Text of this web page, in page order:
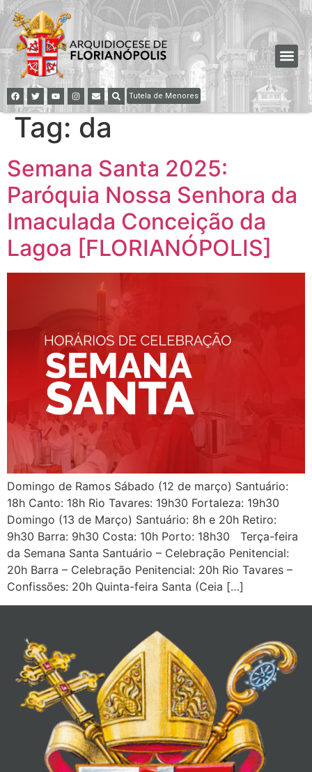
Tutela de Menores
Tag: da
Semana Santa 2025:
Paróquia Nossa Senhora da
Imaculada Conceição da
Lagoa [FLORIANÓPOLIS]
Domingo de Ramos Sábado (12 de março) Santuário:
18h Canto: 18h Rio Tavares: 19h30 Fortaleza: 19h30
Domingo (13 de Março) Santuário: 8h e 20h Retiro:
9h30 Barra: 9h30 Costa: 10h Porto: 18h30 Terça-feira
da Semana Santa Santuário – Celebração Penitencial:
20h Barra – Celebração Penitencial: 20h Rio Tavares –
Confissões: 20h Quinta-feira Santa (Ceia […]